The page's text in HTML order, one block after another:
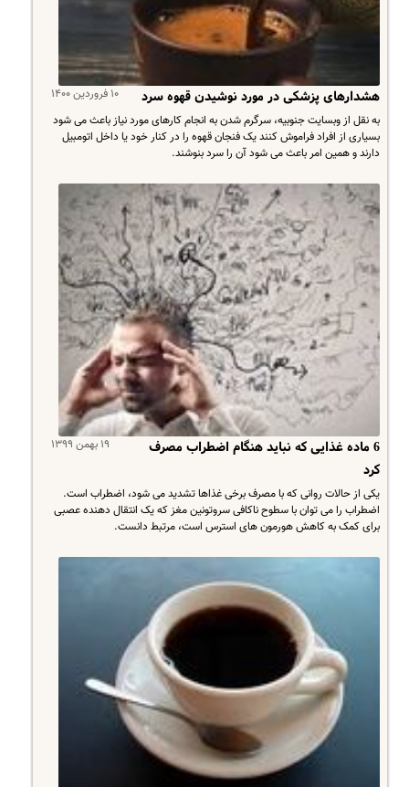
۱۰ فروردین ۱۴۰۰ هشدارهای پزشکی در مورد نوشیدن قهوه سرد
به نقل از وبسایت جنوبیه، سرگرم شدن به انجام کارهای مورد نیاز باعث می شود
بسیاری از افراد فراموش کنند یک فنجان قهوه را در کنار خود یا داخل اتومبیل
دارند و همین امر باعث می شود آن را سرد بنوشند.
۱۹ بهمن ۱۳۹۹
6 ماده غذایی که نباید هنگام اضطراب مصرف
کرد
یکی از حالات روانی که با مصرف برخی غذاها تشدید می شود، اضطراب است.
اضطراب را می توان با سطوح ناکافی سروتونین مغز که یک انتقال دهنده عصبی
برای کمک به کاهش هورمون های استرس است، مرتبط دانست.